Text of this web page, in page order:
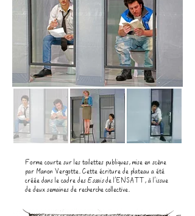
Forme courte sur les toilettes publiques, mise en scène
par Manon Vergotte. Cette écriture de plateau a été
créée dans le cadre des Essaisde l'ENSATT, à l'issue
de deux semaines de recherche collective.